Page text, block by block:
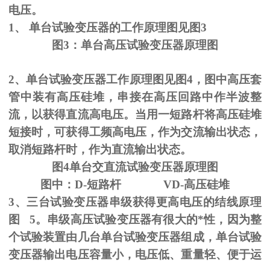
电压。
1、 单台试验变压器的工作原理图见图3
图3 ：单台高压试验变压器原理图
2、单台试验变压器工作原理图见图4 ，图中高压套
管中装有高压硅堆，串接在高压回路中作半波整
流，以获得直流高电压。当用一短路杆将高压硅堆
短接时，可获得工频高电压，作为交流输出状态，
取消短路杆时，作为直流输出状态。
图4单台交直流试验变压器原理图
图中： D-短路杆 VD-高压硅堆
3、三台试验变压器串级获得更高电压的结线原理
图 5。串级高压试验变压器有很大的*性，因为整
个试验装置由几台单台试验变压器组成，单台试验
变压器输出电压容量小，电压低、重量轻、便于运